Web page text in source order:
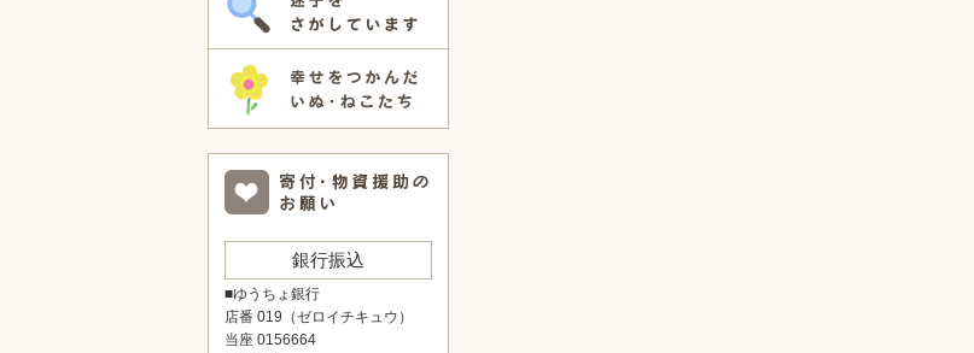
銀行振込
■ゆうちょ銀行
店番 019（ゼロイチキュウ）
当座 0156664